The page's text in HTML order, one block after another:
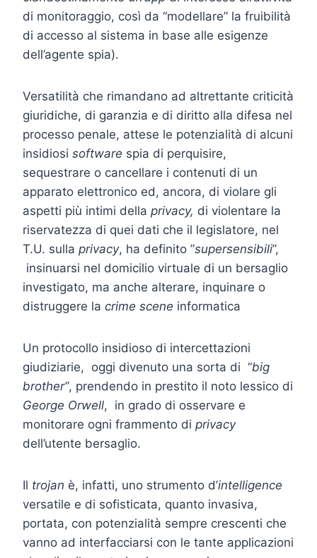
di monitoraggio, così da “modellare” la fruibilità
di accesso al sistema in base alle esigenze
dell’agente spia).
Versatilità che rimandano ad altrettante criticità
giuridiche, di garanzia e di diritto alla difesa nel
processo penale, attese le potenzialità di alcuni
insidiosi software spia di perquisire,
sequestrare o cancellare i contenuti di un
apparato elettronico ed, ancora, di violare gli
aspetti più intimi della privacy, di violentare la
riservatezza di quei dati che il legislatore, nel
T.U. sulla privacy, ha definito ”supersensibili”,
insinuarsi nel domicilio virtuale di un bersaglio
investigato, ma anche alterare, inquinare o
distruggere la crime scene informatica
Un protocollo insidioso di intercettazioni
giudiziarie, oggi divenuto una sorta di “big
brother”, prendendo in prestito il noto lessico di
George Orwell, in grado di osservare e
monitorare ogni frammento di privacy
dell’utente bersaglio.
Il trojan è, infatti, uno strumento d’intelligence
versatile e di sofisticata, quanto invasiva,
portata, con potenzialità sempre crescenti che
vanno ad interfacciarsi con le tante applicazioni